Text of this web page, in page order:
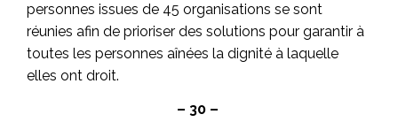
personnes issues de 45 organisations se sont
réunies afin de prioriser des solutions pour garantir à
toutes les personnes aînées la dignité à laquelle
elles ont droit.
– 30 –